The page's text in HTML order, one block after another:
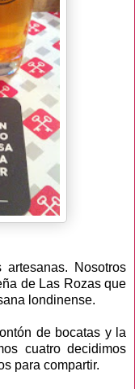
Nosotros
de Las Rozas que
londinense.
de bocatas y la
cuatro decidimos
para compartir.